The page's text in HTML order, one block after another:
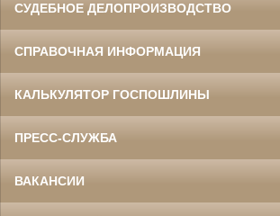
СУДЕБНОЕ ДЕЛОПРОИЗВОДСТВО
СПРАВОЧНАЯ ИНФОРМАЦИЯ
КАЛЬКУЛЯТОР ГОСПОШЛИНЫ
ПРЕСС-СЛУЖБА
ВАКАНСИИ